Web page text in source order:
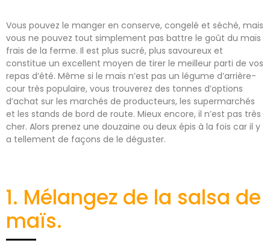
Vous pouvez le manger en conserve, congelé et séché, mais
vous ne pouvez tout simplement pas battre le goût du maïs
frais de la ferme. Il est plus sucré, plus savoureux et
constitue un excellent moyen de tirer le meilleur parti de vos
repas d’été. Même si le maïs n’est pas un légume d’arrière-
cour très populaire, vous trouverez des tonnes d’options
d’achat sur les marchés de producteurs, les supermarchés
et les stands de bord de route. Mieux encore, il n’est pas très
cher. Alors prenez une douzaine ou deux épis à la fois car il y
a tellement de façons de le déguster.
1. Mélangez de la salsa de
maïs.